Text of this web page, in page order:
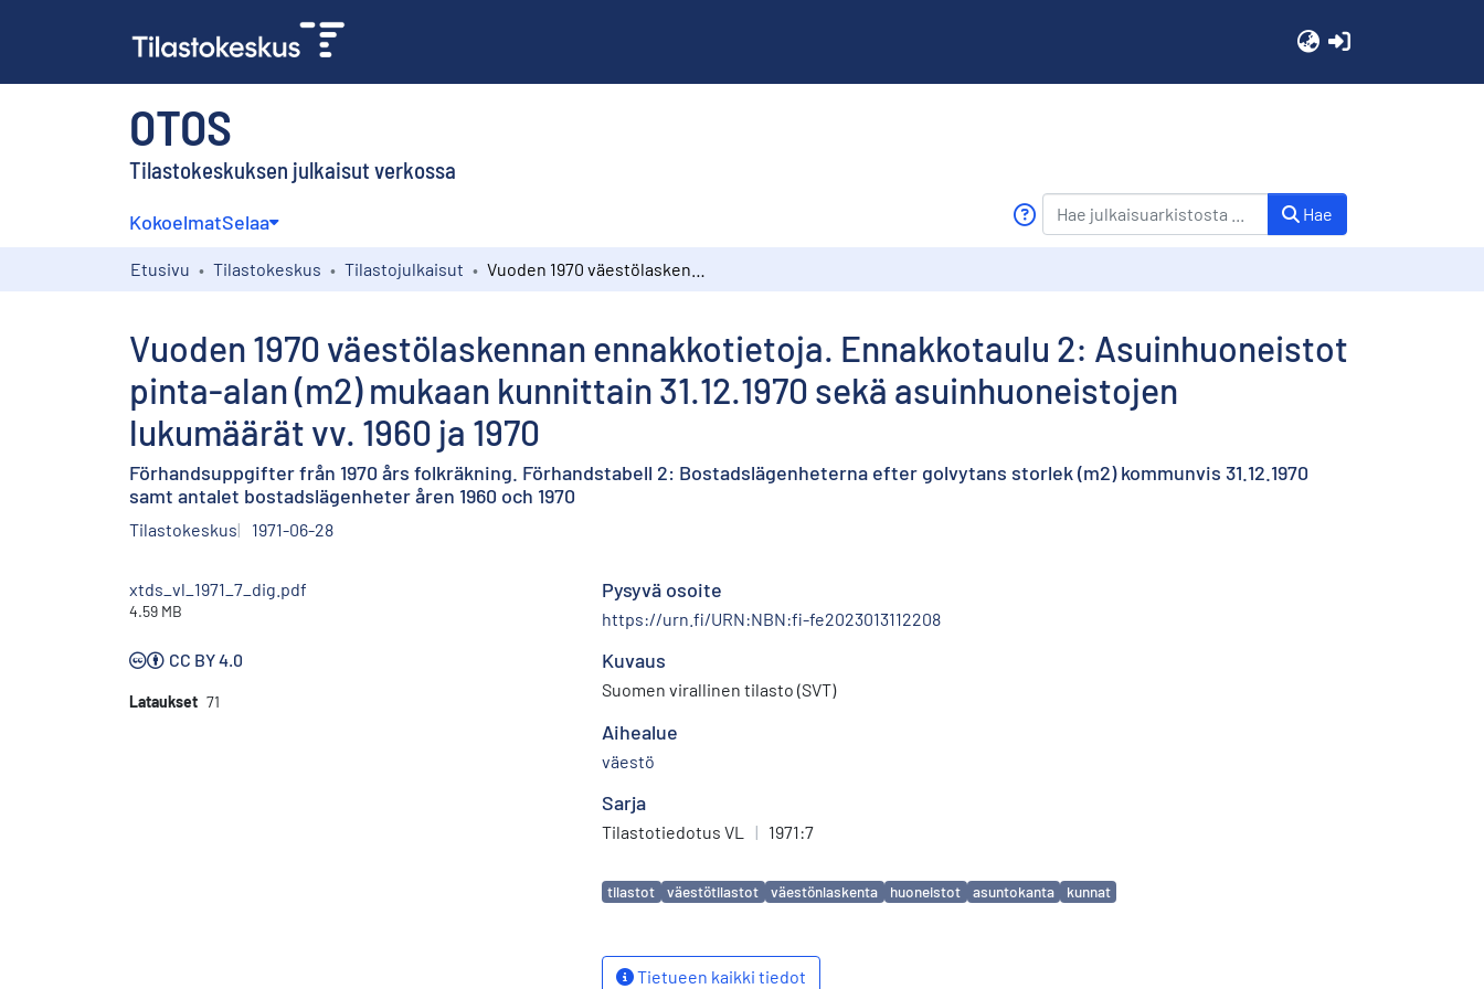
OTOS
Tilastokeskuksen julkaisut verkossa
KokoelmatSelaa Hae
Etusivu Tilastokeskus Tilastojulkaisut
Vuoden 1970 väestölaskennan ennakkotietoja. Ennakkotaulu 2: Asuinhuoneistot
pinta-alan (m2) mukaan kunnittain 31.12.1970 sekä asuinhuoneistojen
lukumäärät vv. 1960 ja 1970
Förhandsuppgifter från 1970 års folkräkning. Förhandstabell 2: Bostadslägenheterna efter golvytans storlek (m2) kommunvis 31.12.1970
samt antalet bostadslägenheter åren 1960 och 1970
Tilastokeskus 1971-06-28
xtds_vl_1971_7_dig.pdf
4.59 MB
CC BY 4.0
Lataukset 71
Pysyvä osoite
https://urn.fi/URN:NBN:fi-fe2023013112208
Kuvaus
Suomen virallinen tilasto (SVT)
Aihealue
väestö
Sarja
Tilastotiedotus VL | 1971:7
Avainsanat
tilastot väestötilastot väestönlaskenta huoneistot asuntokanta kunnat
Tietueen kaikki tiedot